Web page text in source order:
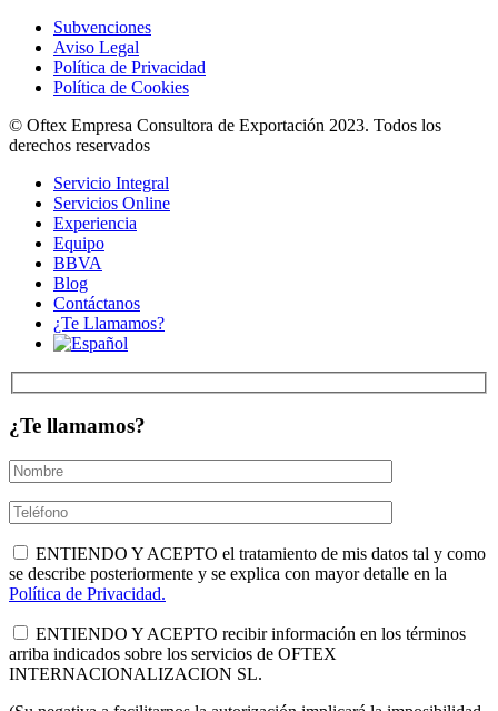
Subvenciones
Aviso Legal
Política de Privacidad
Política de Cookies
© Oftex Empresa Consultora de Exportación 2023. Todos los
derechos reservados
Servicio Integral
Servicios Online
Experiencia
Equipo
BBVA
Blog
Contáctanos
¿Te Llamamos?
¿Te llamamos?
ENTIENDO Y ACEPTO el tratamiento de mis datos tal y como
se describe posteriormente y se explica con mayor detalle en la
Política de Privacidad.
ENTIENDO Y ACEPTO recibir información en los términos
arriba indicados sobre los servicios de OFTEX
INTERNACIONALIZACION SL.